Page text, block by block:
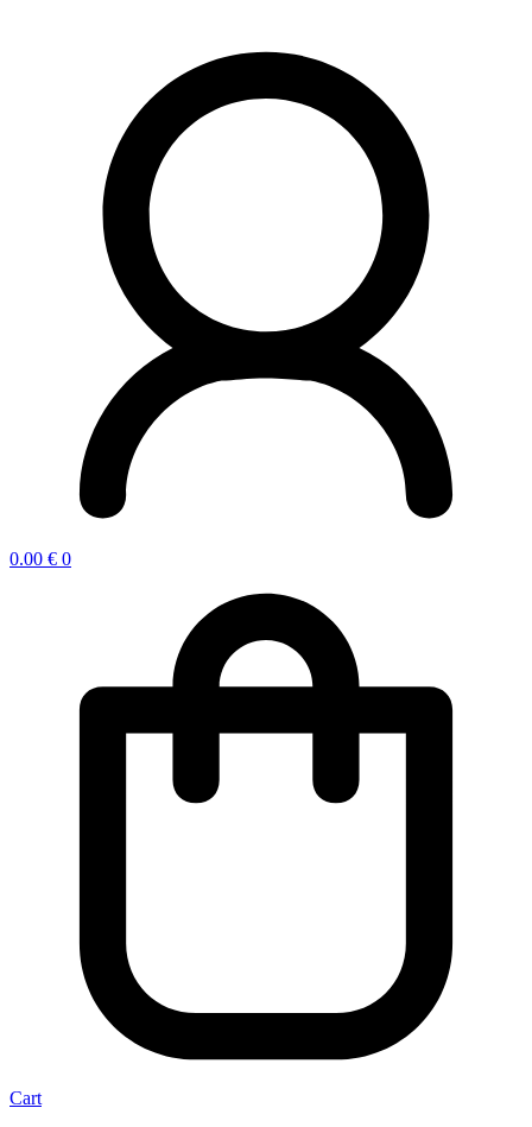
0.00 € 0
Cart